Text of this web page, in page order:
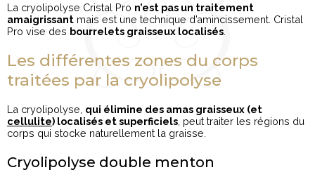
La cryolipolyse Cristal Pro n’est pas un traitement
amaigrissant mais est une technique d’amincissement. Cristal
Pro vise des bourrelets graisseux localisés
Les différentes zones du corps
traitées par la cryolipolyse
La cryolipolyse, qui élimine des amas graisseux (et
cellulite) localisés et superficiels , peut traiter les régions du
corps qui stocke naturellement la graisse.
Cryolipolyse double menton